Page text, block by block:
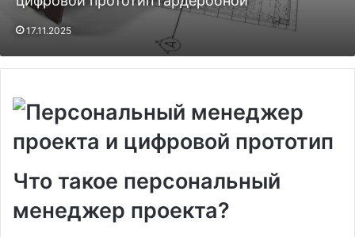
17.11.2025
Что такое персональный
менеджер проекта?